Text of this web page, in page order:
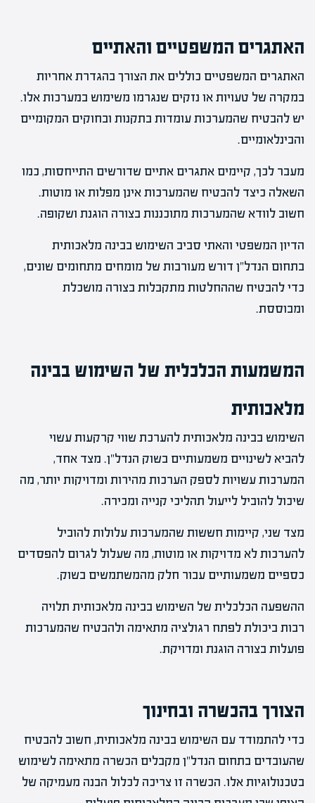
האתגרים המשפטיים והאתיים
האתגרים המשפטיים כוללים את הצורך בהגדרת אחריות
במקרה של טעויות או נזקים שנגרמו משימוש במערכות אלו.
יש להבטיח שהמערכות עומדות בתקנות ובחוקים המקומיים
והבינלאומיים.
מעבר לכך, קיימים אתגרים אתיים שדורשים התייחסות, כמו
השאלה כיצד להבטיח שהמערכות אינן מפלות או מוטות.
חשוב לוודא שהמערכות מתוכננות בצורה הוגנת ושקופה.
הדיון המשפטי והאתי סביב השימוש בבינה מלאכותית
בתחום הנדל"ן דורש מעורבות של מומחים מתחומים שונים,
כדי להבטיח שההחלטות מתקבלות בצורה מושכלת
ומבוססת.
המשמעות הכלכלית של השימוש בבינה
מלאכותית
השימוש בבינה מלאכותית להערכת שווי קרקעות עשוי
להביא לשינויים משמעותיים בשוק הנדל"ן. מצד אחד,
המערכות עשויות לספק הערכות מהירות ומדויקות יותר, מה
שיכול להוביל לייעול תהליכי קנייה ומכירה.
מצד שני, קיימות חששות שהמערכות עלולות להוביל
להערכות לא מדויקות או מוטות, מה שעלול לגרום להפסדים
כספיים משמעותיים עבור חלק מהמשתמשים בשוק.
ההשפעה הכלכלית של השימוש בבינה מלאכותית תלויה
רבות ביכולת לפתח רגולציה מתאימה ולהבטיח שהמערכות
פועלות בצורה הוגנת ומדויקת.
הצורך בהכשרה ובחינוך
כדי להתמודד עם השימוש בבינה מלאכותית, חשוב להבטיח
שהעובדים בתחום הנדל"ן מקבלים הכשרה מתאימה לשימוש
בטכנולוגיות אלו. הכשרה זו צריכה לכלול הבנה מעמיקה של